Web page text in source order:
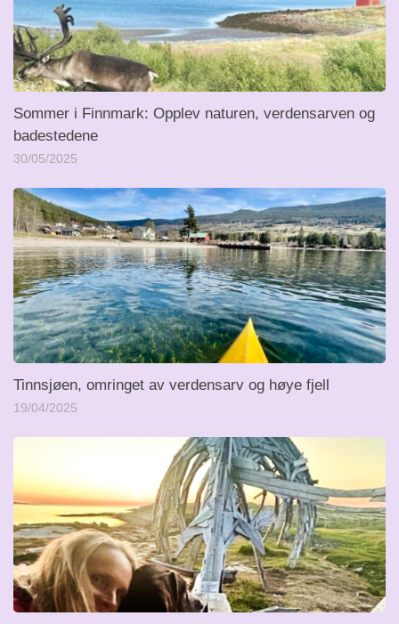
Sommer i Finnmark: Opplev naturen, verdensarven og
badestedene
30/05/2025
Tinnsjøen, omringet av verdensarv og høye fjell
19/04/2025